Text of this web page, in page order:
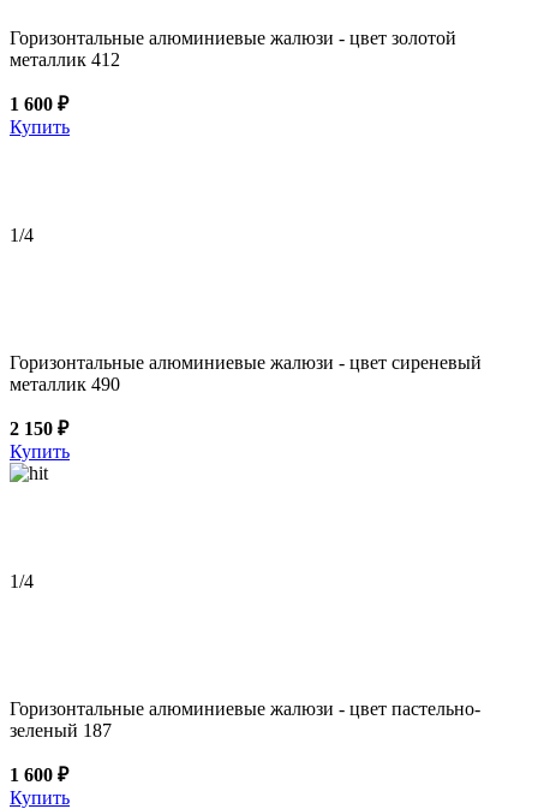
Горизонтальные алюминиевые жалюзи - цвет золотой
металлик 412
1 600 ₽
Купить
1/4
Горизонтальные алюминиевые жалюзи - цвет сиреневый
металлик 490
2 150 ₽
Купить
1/4
Горизонтальные алюминиевые жалюзи - цвет пастельно-
зеленый 187
1 600 ₽
Купить